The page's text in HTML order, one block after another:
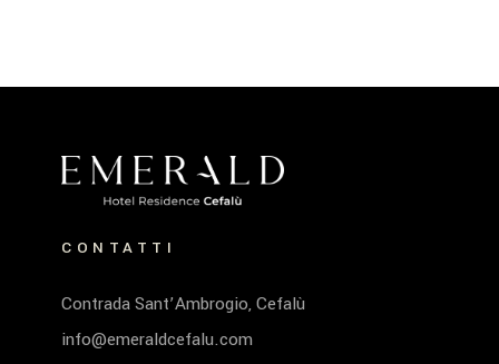
CONTATTI
Contrada Sant’Ambrogio, Cefalù
info@emeraldcefalu.com